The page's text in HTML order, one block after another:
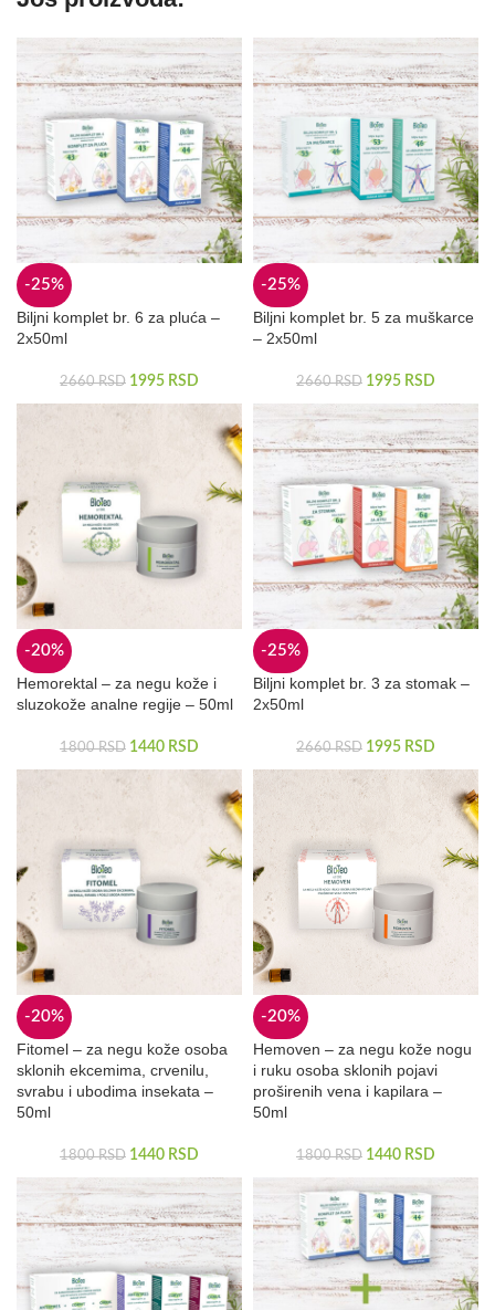
-25%
Biljni komplet br. 6 za pluća –
2x50ml
2660RSD 1995 RSD
-25%
Biljni komplet br. 5 za muškarce
– 2x50ml
2660RSD 1995 RSD
-20%
Hemorektal – za negu kože i
sluzokože analne regije – 50ml
1800RSD 1440 RSD
-25%
Biljni komplet br. 3 za stomak –
2x50ml
2660RSD 1995 RSD
-20%
Fitomel – za negu kože osoba
sklonih ekcemima, crvenilu,
svrabu i ubodima insekata –
50ml
1800RSD 1440 RSD
-20%
Hemoven – za negu kože nogu
i ruku osoba sklonih pojavi
proširenih vena i kapilara –
50ml
1800RSD 1440 RSD